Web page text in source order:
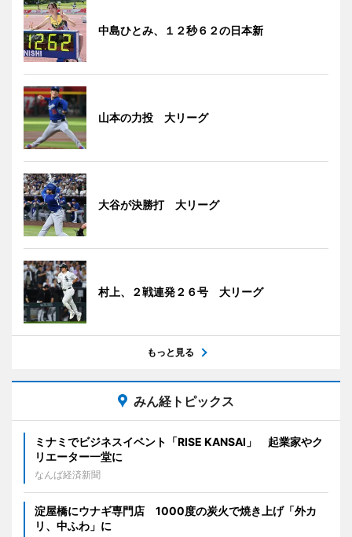
中島ひとみ、１２秒６２の日本新
山本の力投 大リーグ
大谷が決勝打 大リーグ
村上、２戦連発２６号 大リーグ
もっと見る
みん経トピックス
ミナミでビジネスイベント「RISE KANSAI」 起業家やク
リエーター一堂に
なんば経済新聞
淀屋橋にウナギ専門店 1000度の炭火で焼き上げ「外カ
リ、中ふわ」に